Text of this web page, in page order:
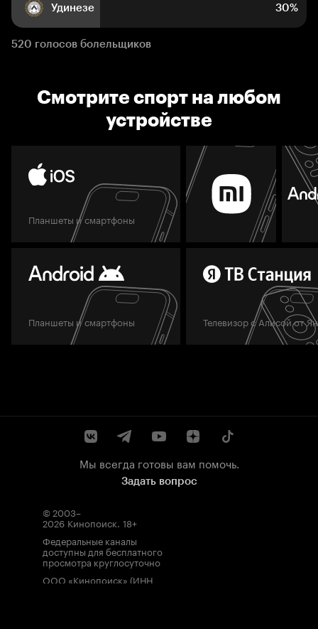
Удинезе 30%
520 голосов болельщиков
Смотрите спорт на любом
устройстве
Планшеты и смартфоны
Планшеты и смартфоны Телевизор с Алисой от
Мы всегда готовы вам помочь.
Задать вопрос
© 2003–
2026 Кинопоиск 18+
Федеральные каналы
доступны для бесплатного
просмотра круглосуточно
ООО «Кинопоиск» (ИНН